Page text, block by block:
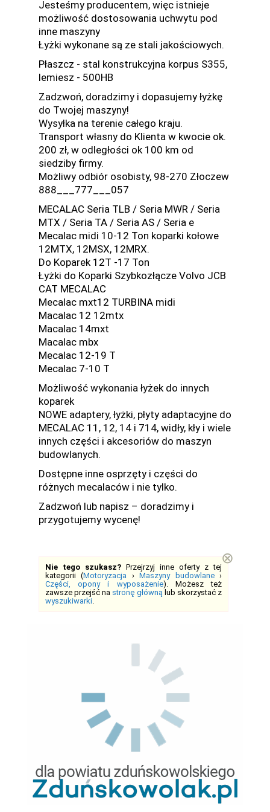
Jesteśmy producentem, więc istnieje
możliwość dostosowania uchwytu pod
inne maszyny
Łyżki wykonane są ze stali jakościowych.
Płaszcz - stal konstrukcyjna korpus S355,
lemiesz - 500HB
Zadzwoń, doradzimy i dopasujemy łyżkę
do Twojej maszyny!
Wysyłka na terenie całego kraju.
Transport własny do Klienta w kwocie ok.
200 zł, w odległości ok 100 km od
siedziby firmy.
Możliwy odbiór osobisty, 98-270 Złoczew
888___777___057
MECALAC Seria TLB / Seria MWR / Seria
MTX / Seria TA / Seria AS / Seria e
Mecalac midi 10-12 Ton koparki kołowe
12MTX, 12MSX, 12MRX.
Do Koparek 12T -17 Ton
Łyżki do Koparki Szybkozłącze Volvo JCB
CAT MECALAC
Mecalac mxt12 TURBINA midi
Macalac 12 12mtx
Macalac 14mxt
Macalac mbx
Mecalac 12-19 T
Mecalac 7-10 T
Możliwość wykonania łyżek do innych
koparek
NOWE adaptery, łyżki, płyty adaptacyjne do
MECALAC 11, 12, 14 i 714, widły, kły i wiele
innych części i akcesoriów do maszyn
budowlanych.
Dostępne inne osprzęty i części do
różnych mecalaców i nie tylko.
Zadzwoń lub napisz – doradzimy i
przygotujemy wycenę!
Nie tego szukasz? Przejrzyj inne oferty z tej
kategorii (Motoryzacja ›Maszyny budowlane›
Części, opony i wyposażenie). Możesz też
zawsze przejść na stronę główną lub skorzystać z
wyszukiwarki
⊗